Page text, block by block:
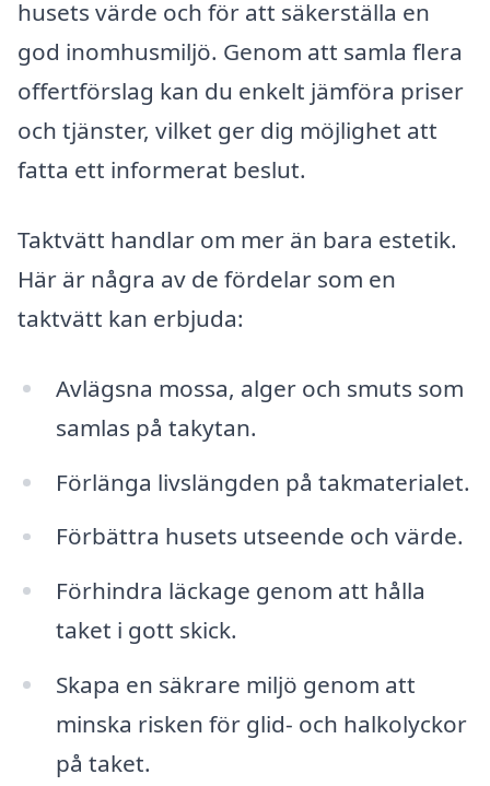
husets värde och för att säkerställa en
god inomhusmiljö. Genom att samla flera
offertförslag kan du enkelt jämföra priser
och tjänster, vilket ger dig möjlighet att
fatta ett informerat beslut.
Taktvätt handlar om mer än bara estetik.
Här är några av de fördelar som en
taktvätt kan erbjuda:
Avlägsna mossa, alger och smuts som
samlas på takytan.
Förlänga livslängden på takmaterialet.
Förbättra husets utseende och värde.
Förhindra läckage genom att hålla
taket i gott skick.
Skapa en säkrare miljö genom att
minska risken för glid- och halkolyckor
på taket.